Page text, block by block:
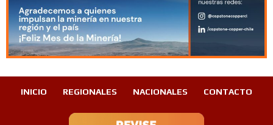
INICIO REGIONALES NACIONALES CONTACTO